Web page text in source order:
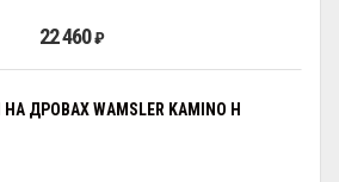
22 460₽
ДРОВАХ WAMSLER KAMINO H